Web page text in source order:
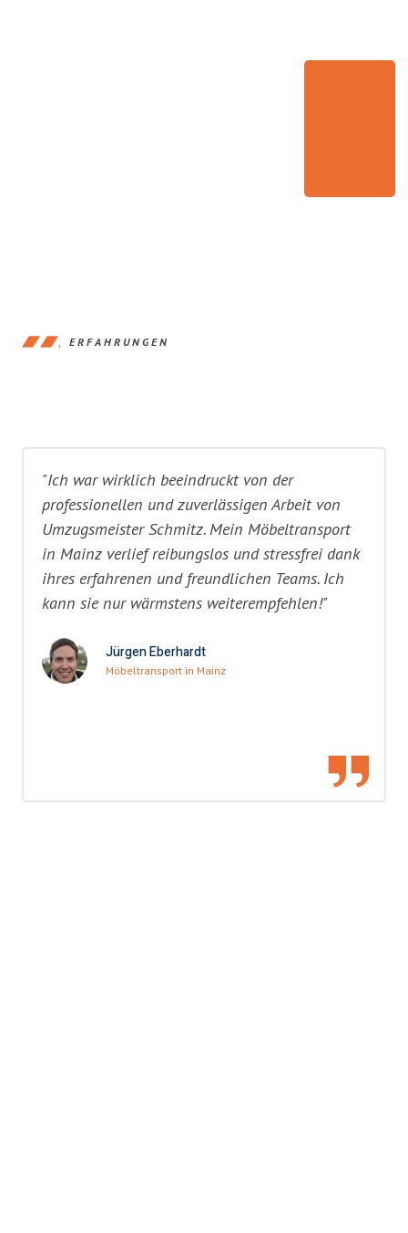
ERFAHRUNGEN
"Ich war wirklich beeindruckt von der
professionellen und zuverlässigen Arbeit von
Umzugsmeister Schmitz. Mein Möbeltransport
in Mainz verlief reibungslos und stressfrei dank
ihres erfahrenen und freundlichen Teams. Ich
kann sie nur wärmstens weiterempfehlen!"
Jürgen Eberhardt
Möbeltransport in Mainz